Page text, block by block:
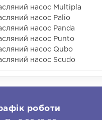
насос Multipla
насос Palio
насос Panda
насос Punto
насос Qubo
насос Scudo
роботи